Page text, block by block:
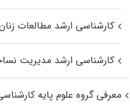
کارشناسی ارشد مطالعات
کارشناسی ارشد مدیریت
معرفی گروه علوم پایه